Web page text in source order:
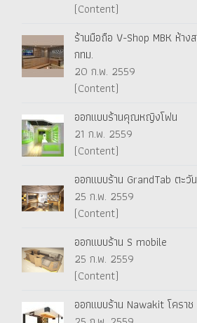
(Content)
ร้านมือถือ V-Shop MBK ห้า
กทม.
20 ก.พ. 2559
(Content)
ออกแบบร้านคุณหญิงโฟน
21 ก.พ. 2559
(Content)
ออกแบบร้าน GrandTab ตะวั
25 ก.พ. 2559
(Content)
ออกแบบร้าน S mobile
25 ก.พ. 2559
(Content)
ออกแบบร้าน Nawakit โคราช